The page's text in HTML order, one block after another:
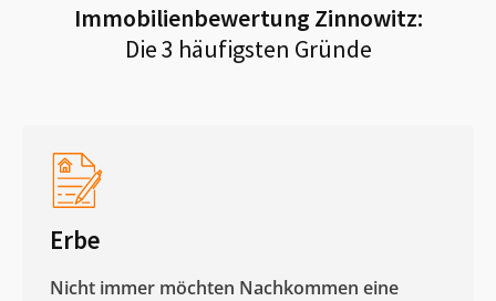
Immobilienbewertung Zinnowitz:
Die 3 häufigsten Gründe
Erbe
Nicht immer möchten Nachkommen eine